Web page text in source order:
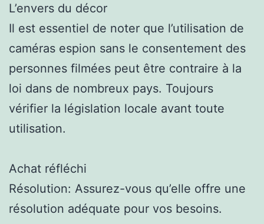
L’envers du décor
Il est essentiel de noter que l’utilisation de
caméras espion sans le consentement des
personnes filmées peut être contraire à la
loi dans de nombreux pays. Toujours
vérifier la législation locale avant toute
utilisation.
Achat réfléchi
Résolution: Assurez-vous qu’elle offre une
résolution adéquate pour vos besoins.